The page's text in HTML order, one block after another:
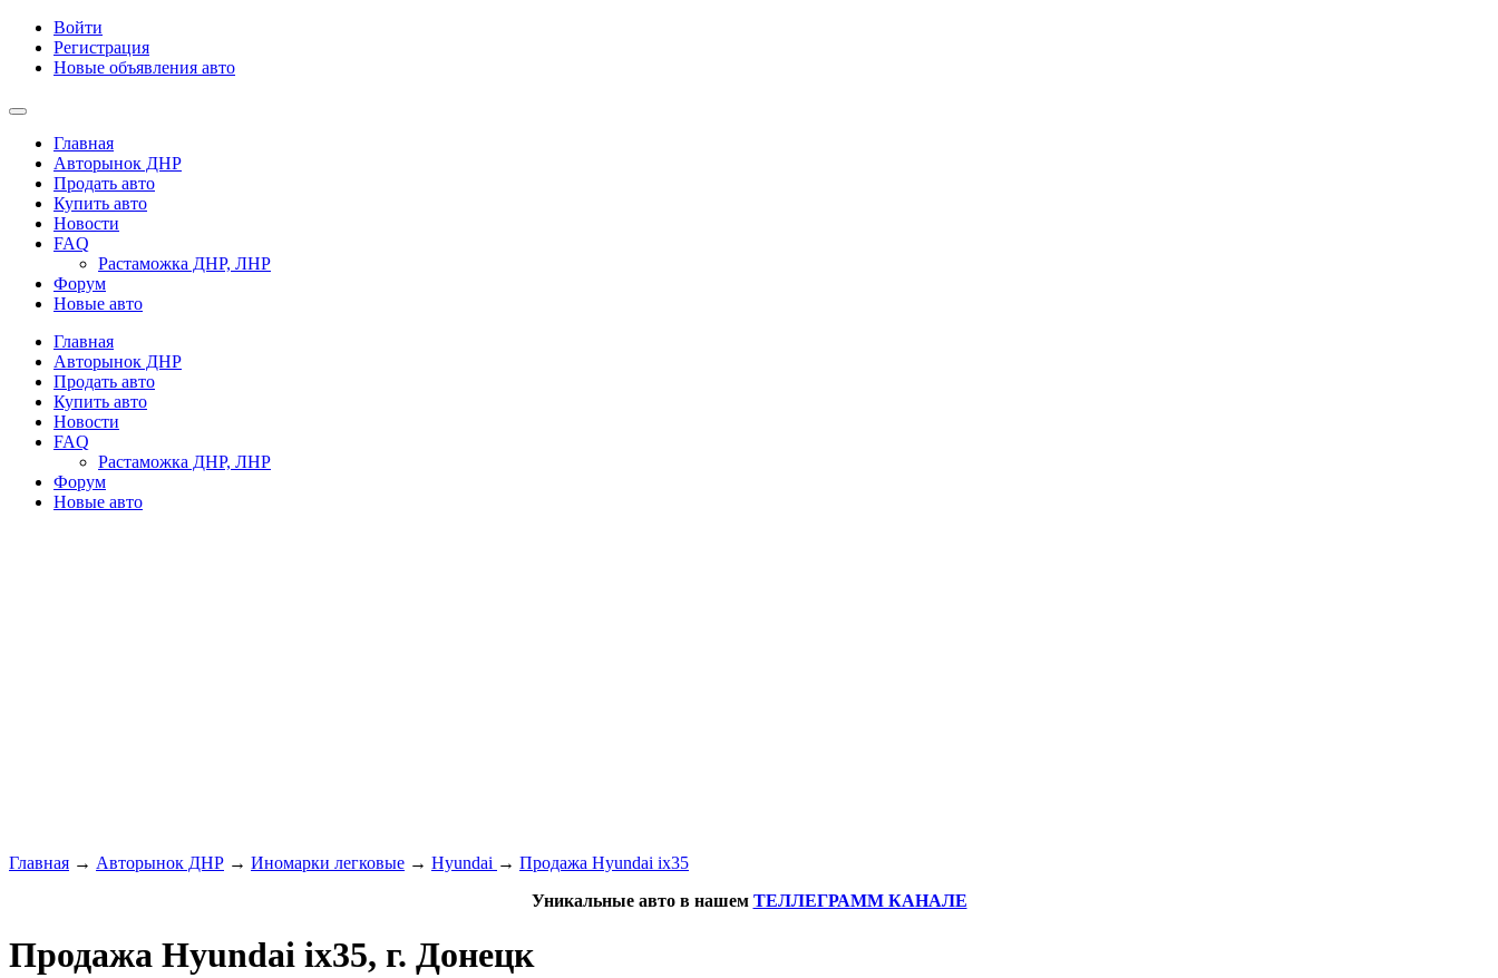
Войти
Регистрация
Новые объявления авто
Главная
Авторынок ДНР
Продать авто
Купить авто
Новости
FAQ
Растаможка ДНР, ЛНР
Форум
Новые авто
Главная
Авторынок ДНР
Продать авто
Купить авто
Новости
FAQ
Растаможка ДНР, ЛНР
Форум
Новые авто
Главная → Авторынок ДНР → Иномарки легковые → Hyundai → Продажа Hyundai ix35
Уникальные авто в нашем ТЕЛЛЕГРАММ КАНАЛЕ
Продажа Hyundai ix35, г. Донецк